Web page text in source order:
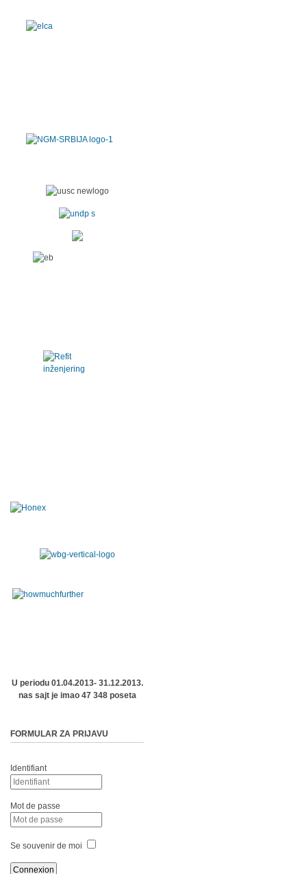
U periodu 01.04.2013- 31.12.2013.
nas sajt je imao 47 348 poseta
FORMULAR ZA PRIJAVU
Identifiant
Mot de passe
Se souvenir de moi